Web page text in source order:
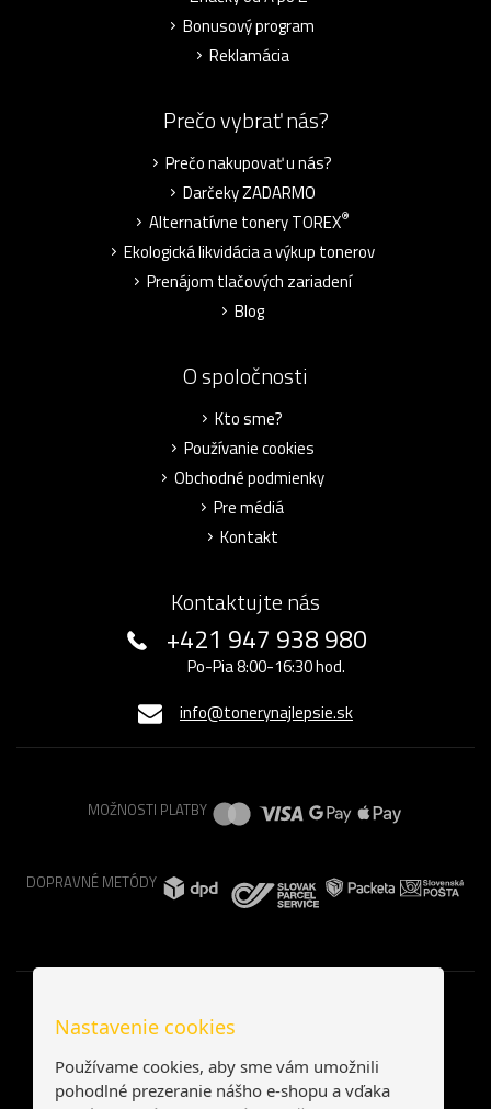
Bonusový program
Reklamácia
Prečo vybrať nás?
Prečo nakupovať u nás?
Darčeky ZADARMO
Alternatívne tonery TOREX®
Ekologická likvidácia a výkup tonerov
Prenájom tlačových zariadení
Blog
O spoločnosti
Kto sme?
Používanie cookies
Obchodné podmienky
Pre médiá
Kontakt
Kontaktujte nás
+421 947 938 980
Po-Pia 8:00-16:30 hod.
info@tonerynajlepsie.sk
MOŽNOSTI PLATBY
DOPRAVNÉ METÓDY
Nastavenie cookies
Používame cookies, aby sme vám umožnili
pohodlné prezeranie nášho e-shopu a vďaka